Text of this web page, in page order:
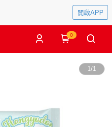
開啟APP
0
1/1